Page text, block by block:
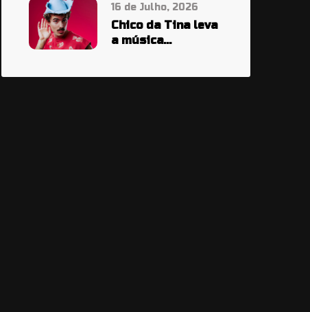
16 de Julho, 2026
Chico da Tina leva
a música